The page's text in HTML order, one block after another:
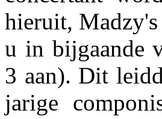
hieruit,
u in bijgaande
3 aan). Dit
jarige